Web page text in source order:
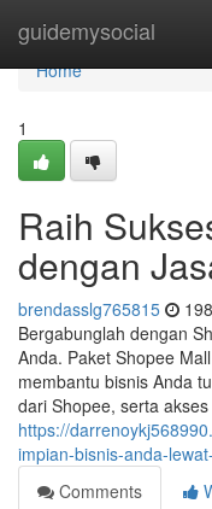
guidemysocial
Home
Home
1
Raih
dengan
brendasslg765815
Bergabunglah dengan
Anda. Paket Shopee
membantu bisnis Anda
dari Shopee, serta
https://
impian-bisnis-anda-
Comments